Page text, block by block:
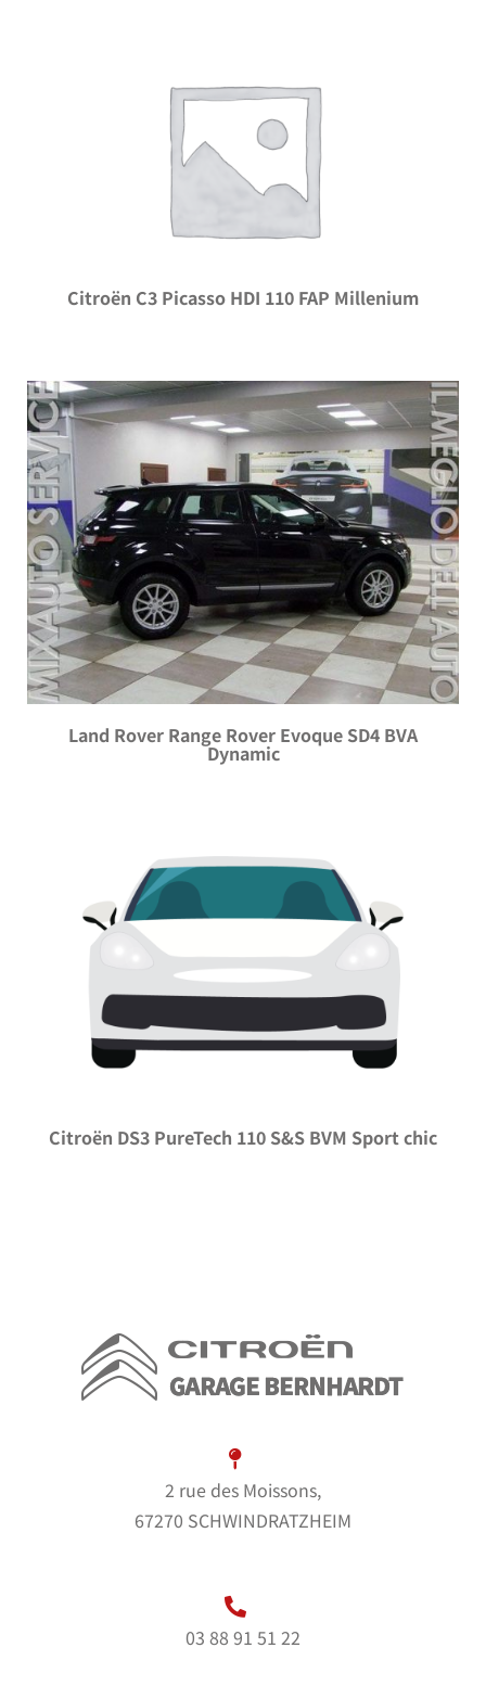
Citroën C3 Picasso HDI 110 FAP Millenium
Land Rover Range Rover Evoque SD4 BVA
Dynamic
Citroën DS3 PureTech 110 S&S BVM Sport chic
2 rue des Moissons,
67270 SCHWINDRATZHEIM
03 88 91 51 22